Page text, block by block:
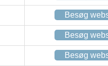
Besøg
Besøg
Besøg